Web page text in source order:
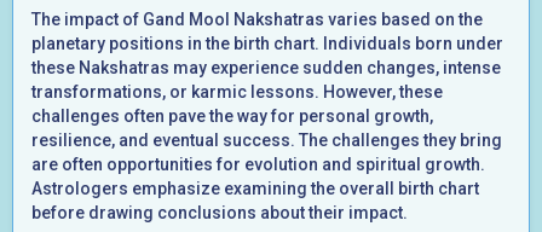
The impact of Gand Mool Nakshatras varies based on the
planetary positions in the birth chart. Individuals born under
these Nakshatras may experience sudden changes, intense
transformations, or karmic lessons. However, these
challenges often pave the way for personal growth,
resilience, and eventual success. The challenges they bring
are often opportunities for evolution and spiritual growth.
Astrologers emphasize examining the overall birth chart
before drawing conclusions about their impact.